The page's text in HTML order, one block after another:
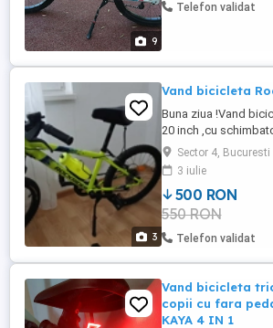
9
Telefon validat
3
Vand bicicleta
Buna ziua !Vand
20 inch ,cu
accesoriile din
curier!Multumesc
Sector 4, Bucuresti
3 iulie
500 RON
550 RON
Telefon validat
Vand bicicleta
copii cu fara
KAYA 4 IN 1